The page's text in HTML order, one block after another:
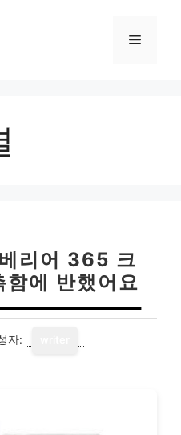
메
리어 365 크
함에 반했어요
자: